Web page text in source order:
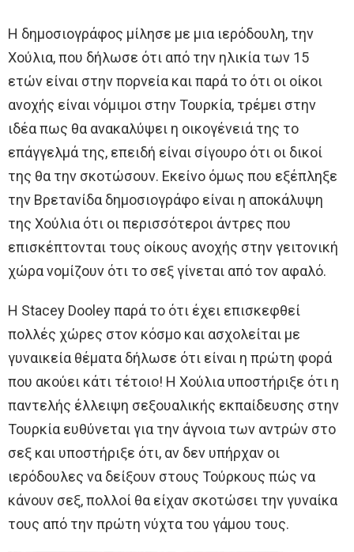
Η δημοσιογράφος μίλησε με μια ιερόδουλη, την
Χούλια, που δήλωσε ότι από την ηλικία των 15
ετών είναι στην πορνεία και παρά το ότι οι οίκοι
ανοχής είναι νόμιμοι στην Τουρκία, τρέμει στην
ιδέα πως θα ανακαλύψει η οικογένειά της το
επάγγελμά της, επειδή είναι σίγουρο ότι οι δικοί
της θα την σκοτώσουν. Εκείνο όμως που εξέπληξε
την Βρετανίδα δημοσιογράφο είναι η αποκάλυψη
της Χούλια ότι οι περισσότεροι άντρες που
επισκέπτονται τους οίκους ανοχής στην γειτονική
χώρα νομίζουν ότι το σεξ γίνεται από τον αφαλό.
Η Stacey Dooley παρά το ότι έχει επισκεφθεί
πολλές χώρες στον κόσμο και ασχολείται με
γυναικεία θέματα δήλωσε ότι είναι η πρώτη φορά
που ακούει κάτι τέτοιο! Η Χούλια υποστήριξε ότι η
παντελής έλλειψη σεξουαλικής εκπαίδευσης στην
Τουρκία ευθύνεται για την άγνοια των αντρών στο
σεξ και υποστήριξε ότι, αν δεν υπήρχαν οι
ιερόδουλες να δείξουν στους Τούρκους πώς να
κάνουν σεξ, πολλοί θα είχαν σκοτώσει την γυναίκα
τους από την πρώτη νύχτα του γάμου τους.